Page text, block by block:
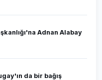
Adnan Alabay
da bir bağış